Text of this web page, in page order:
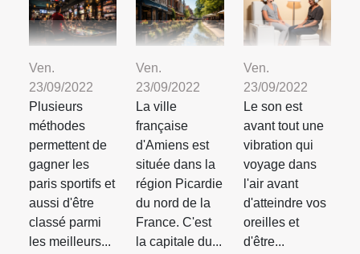
Ven.
23/09/2022
Plusieurs
méthodes
permettent de
gagner les
paris sportifs et
aussi d'être
classé parmi
les meilleurs...
Ven.
23/09/2022
La ville
française
d'Amiens est
située dans la
région Picardie
du nord de la
France. C'est
la capitale du...
Ven.
23/09/2022
Le son est
avant tout une
vibration qui
voyage dans
l'air avant
d'atteindre vos
oreilles et
d'être...